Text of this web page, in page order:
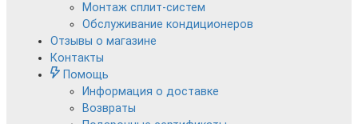
Монтаж сплит-систем
Обслуживание кондиционеров
Отзывы о магазине
Контакты
Помощь
Информация о доставке
Возвраты